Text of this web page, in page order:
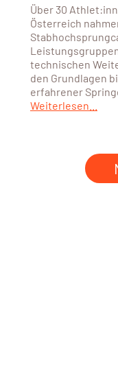
Über 30
Österreich
technischen
den Grundlagen
erfahrener
Weiterlesen...